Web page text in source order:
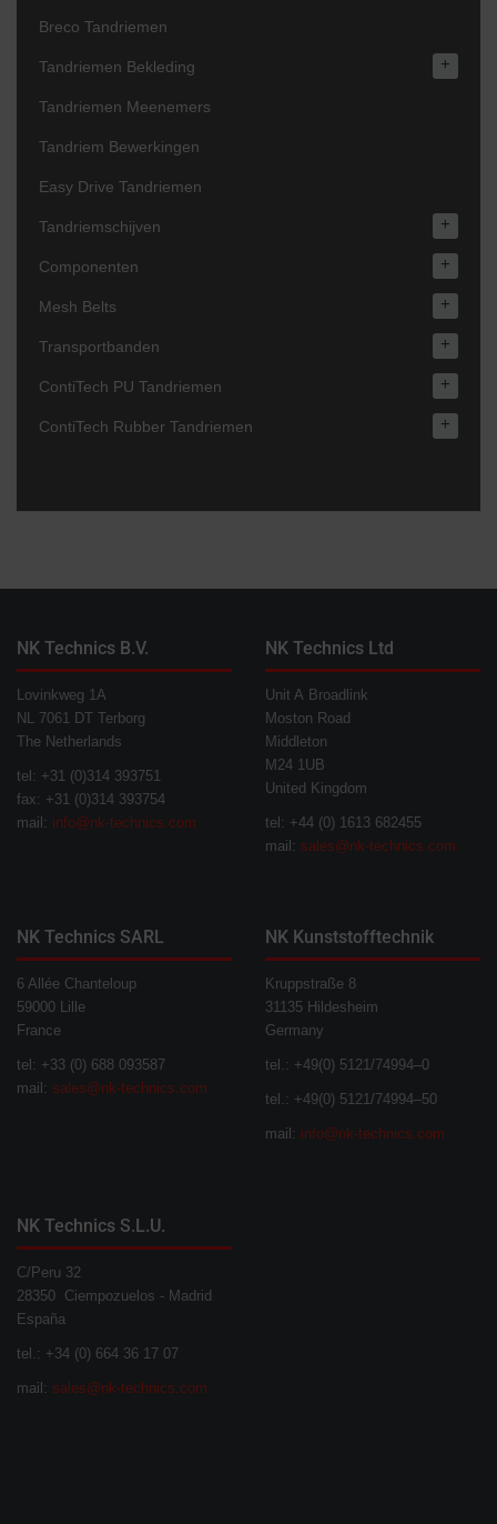
Breco Tandriemen
Tandriemen Bekleding +
Tandriemen Meenemers
Tandriem Bewerkingen
Easy Drive Tandriemen
Tandriemschijven +
Componenten +
Mesh Belts +
Transportbanden +
ContiTech PU Tandriemen +
ContiTech Rubber Tandriemen +
NK Technics B.V.
Lovinkweg 1A
NL 7061 DT Terborg
The Netherlands
tel: +31 (0)314 393751
fax: +31 (0)314 393754
mail: info@nk-technics.com
NK Technics Ltd
Unit A Broadlink
Moston Road
Middleton
M24 1UB
United Kingdom
tel: +44 (0) 1613 682455
mail: sales@nk-technics.com
NK Technics SARL
6 Allée Chanteloup
59000 Lille
France
tel: +33 (0) 688 093587
mail: sales@nk-technics.com
NK Kunststofftechnik
Kruppstraße 8
31135 Hildesheim
Germany
tel.: +49(0) 5121/74994–0
tel.: +49(0) 5121/74994–50
mail: info@nk-technics.com
NK Technics S.L.U.
C/Peru 32
28350 Ciempozuelos - Madrid
España
tel.: +34 (0) 664 36 17 07
mail: sales@nk-technics.com